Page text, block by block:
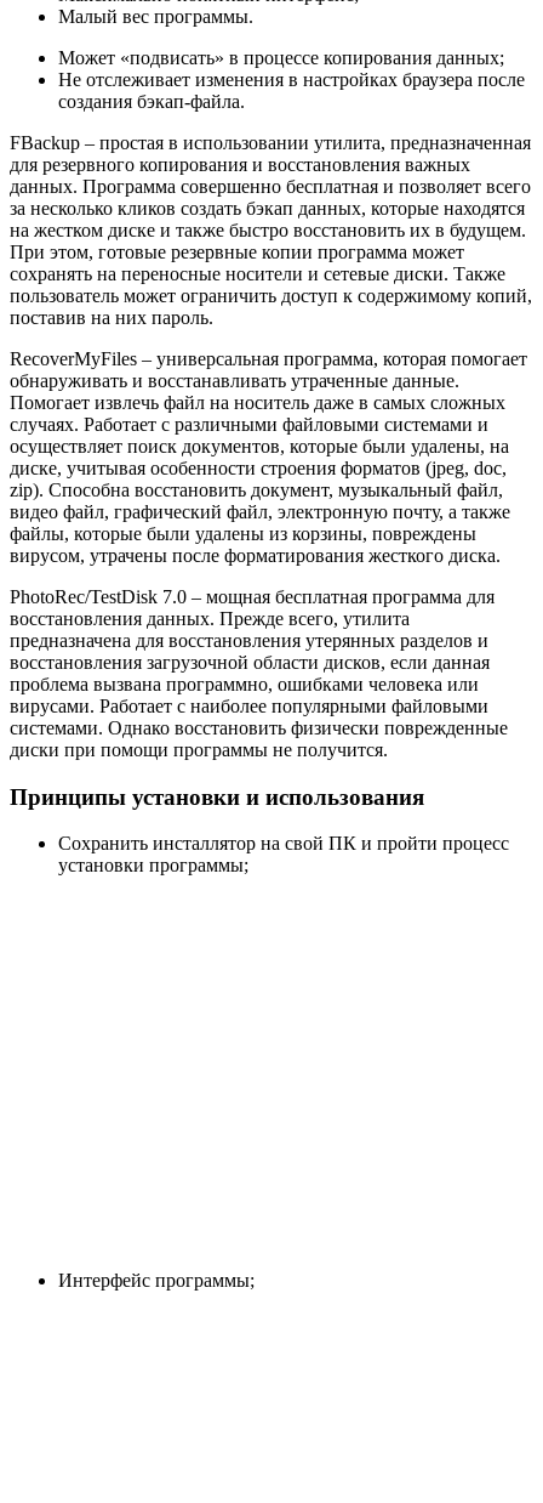
Малый вес программы.
Может «подвисать» в процессе копирования данных;
Не отслеживает изменения в настройках браузера после
создания бэкап-файла.
FBackup – простая в использовании утилита, предназначенная
для резервного копирования и восстановления важных
данных. Программа совершенно бесплатная и позволяет всего
за несколько кликов создать бэкап данных, которые находятся
на жестком диске и также быстро восстановить их в будущем.
При этом, готовые резервные копии программа может
сохранять на переносные носители и сетевые диски. Также
пользователь может ограничить доступ к содержимому копий,
поставив на них пароль.
RecoverMyFiles – универсальная программа, которая помогает
обнаруживать и восстанавливать утраченные данные.
Помогает извлечь файл на носитель даже в самых сложных
случаях. Работает с различными файловыми системами и
осуществляет поиск документов, которые были удалены, на
диске, учитывая особенности строения форматов (jpeg, doc,
zip). Способна восстановить документ, музыкальный файл,
видео файл, графический файл, электронную почту, а также
файлы, которые были удалены из корзины, повреждены
вирусом, утрачены после форматирования жесткого диска.
PhotoRec/TestDisk 7.0 – мощная бесплатная программа для
восстановления данных. Прежде всего, утилита
предназначена для восстановления утерянных разделов и
восстановления загрузочной области дисков, если данная
проблема вызвана программно, ошибками человека или
вирусами. Работает с наиболее популярными файловыми
системами. Однако восстановить физически поврежденные
диски при помощи программы не получится.
Принципы установки и использования
Сохранить инсталлятор на свой ПК и пройти процесс
установки программы;
Интерфейс программы;